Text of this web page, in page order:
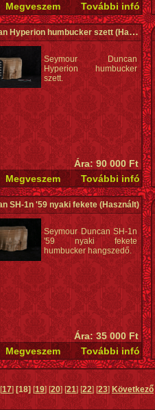
Hyperion humbucker szett(Használt)
Seymour Duncan
Hyperion humbucker
szett.
Ára: 90 000 Ft
SH-1n '59 nyaki fekete(Használt)
Seymour Duncan SH-1n
'59 nyaki fekete
humbucker hangszedő.
Ára: 35 000 Ft
17][18] [19] [20] [21] [22] [23] Következő